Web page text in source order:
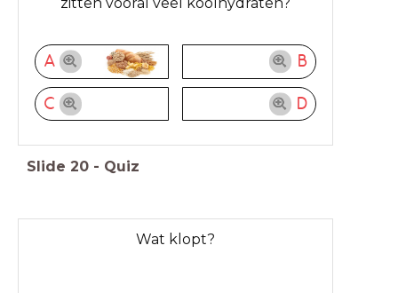
A B
C D
Slide 20 - Quiz
Wat klopt?